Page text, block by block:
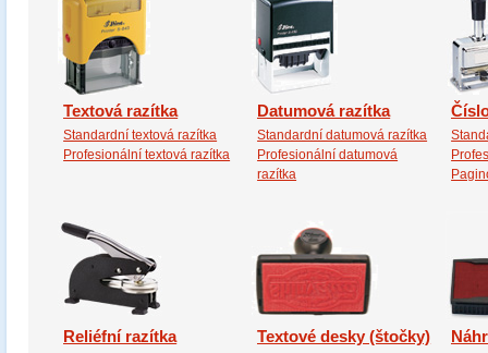
Textová razítka
Standardní textová razítka
Profesionální textová razítka
Datumová razítka
Standardní datumová razítka
Profesionální datumová
razítka
Reliéfní razítka Textové desky (štočky)